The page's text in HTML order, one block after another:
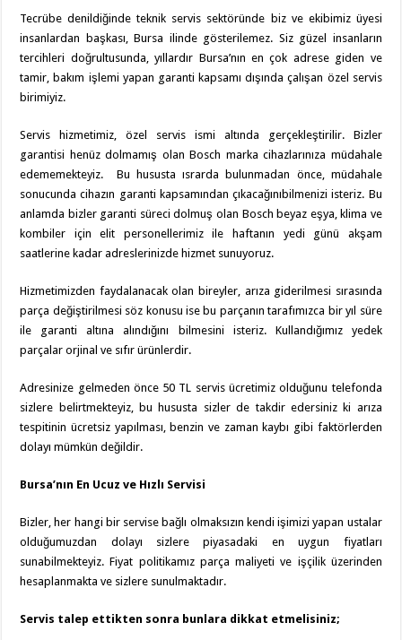
Tecrübe denildiğinde teknik servis sektöründe biz ve ekibimiz üyesi
insanlardan başkası, Bursa ilinde gösterilemez. Siz güzel insanların
tercihleri doğrultusunda, yıllardır Bursa’nın en çok adrese giden ve
tamir, bakım işlemi yapan garanti kapsamı dışında çalışan özel servis
birimiyiz.
Servis hizmetimiz, özel servis ismi altında gerçekleştirilir. Bizler
garantisi henüz dolmamış olan Bosch marka cihazlarınıza müdahale
edememekteyiz. Bu hususta ısrarda bulunmadan önce, müdahale
sonucunda cihazın garanti kapsamından çıkacağınıbilmenizi isteriz. Bu
anlamda bizler garanti süreci dolmuş olan Bosch beyaz eşya, klima ve
kombiler için elit personellerimiz ile haftanın yedi günü akşam
saatlerine kadar adreslerinizde hizmet sunuyoruz.
Hizmetimizden faydalanacak olan bireyler, arıza giderilmesi sırasında
parça değiştirilmesi söz konusu ise bu parçanın tarafımızca bir yıl süre
ile garanti altına alındığını bilmesini isteriz. Kullandığımız yedek
parçalar orjinal ve sıfır ürünlerdir.
Adresinize gelmeden önce 50 TL servis ücretimiz olduğunu telefonda
sizlere belirtmekteyiz, bu hususta sizler de takdir edersiniz ki arıza
tespitinin ücretsiz yapılması, benzin ve zaman kaybı gibi faktörlerden
dolayı mümkün değildir.
Bursa’nın En Ucuz ve Hızlı Servisi
Bizler, her hangi bir servise bağlı olmaksızın kendi işimizi yapan ustalar
olduğumuzdan dolayı sizlere piyasadaki en uygun fiyatları
sunabilmekteyiz. Fiyat politikamız parça maliyeti ve işçilik üzerinden
hesaplanmakta ve sizlere sunulmaktadır.
Servis talep ettikten sonra bunlara dikkat etmelisiniz;